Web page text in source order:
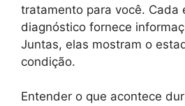
tratamento para você. Cada
diagnóstico fornece
Juntas, elas mostram o
condição.
Entender o que acontece